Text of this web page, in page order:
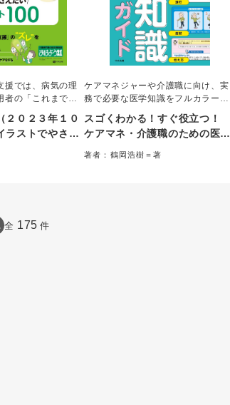
援では、病気の理
者の「これまで」
それに応じたケア
です。①病気を知
る、③アセスメン
２０２３年１０
ストでやさし
ケアマネジャーや介護職に向け、実
務で必要な医学知識をフルカラーで
解説。高齢者に多い病気について、
症状や病気の原因・特徴、症状の進
行、薬の種類や副作用等を図やイラ
ストでわかりやすく整理した。医療
スゴくわかる！すぐ役立つ！
ケアマネ・介護職のための医学
著者：鶴岡浩樹＝著
全 175 件